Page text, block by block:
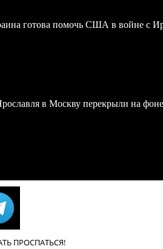
готова помочь США в войне с
в Москву перекрыли на
ПРОСПАТЬСЯ!